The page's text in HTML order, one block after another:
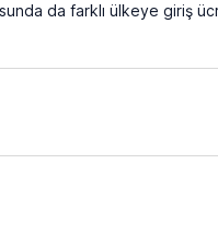
da farklı ülkeye giriş